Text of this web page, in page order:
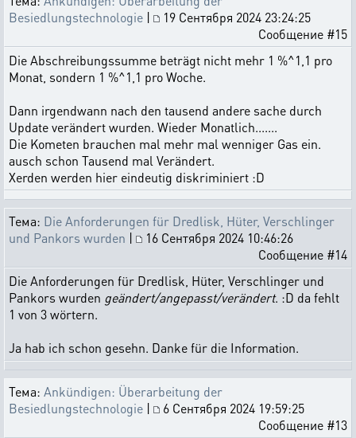
Besiedlungstechnologie |
19 Сентября 2024 23:24:25
Сообщение #15
Die Abschreibungssumme beträgt nicht mehr 1 %^1,1 pro
Monat, sondern 1 %^1,1 pro Woche.
Dann irgendwann nach den tausend andere sache durch
Update verändert wurden. Wieder Monatlich.......
Die Kometen brauchen mal mehr mal wenniger Gas ein.
ausch schon Tausend mal Verändert.
Xerden werden hier eindeutig diskriminiert :D
Тема: Die Anforderungen für Dredlisk, Hüter, Verschlinger
und Pankors wurden |
16 Сентября 2024 10:46:26
Сообщение #14
Die Anforderungen für Dredlisk, Hüter, Verschlinger und
Pankors wurden geändert/angepasst/verändert. :D da fehlt
1 von 3 wörtern.
Ja hab ich schon gesehn. Danke für die Information.
Тема: Ankündigen: Überarbeitung der
Besiedlungstechnologie |
6 Сентября 2024 19:59:25
Сообщение #13